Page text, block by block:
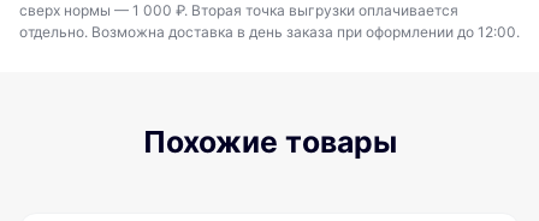
сверх нормы — 1 000 ₽. Вторая точка выгрузки оплачивается
отдельно. Возможна доставка в день заказа при оформлении до 12:00.
Похожие товары